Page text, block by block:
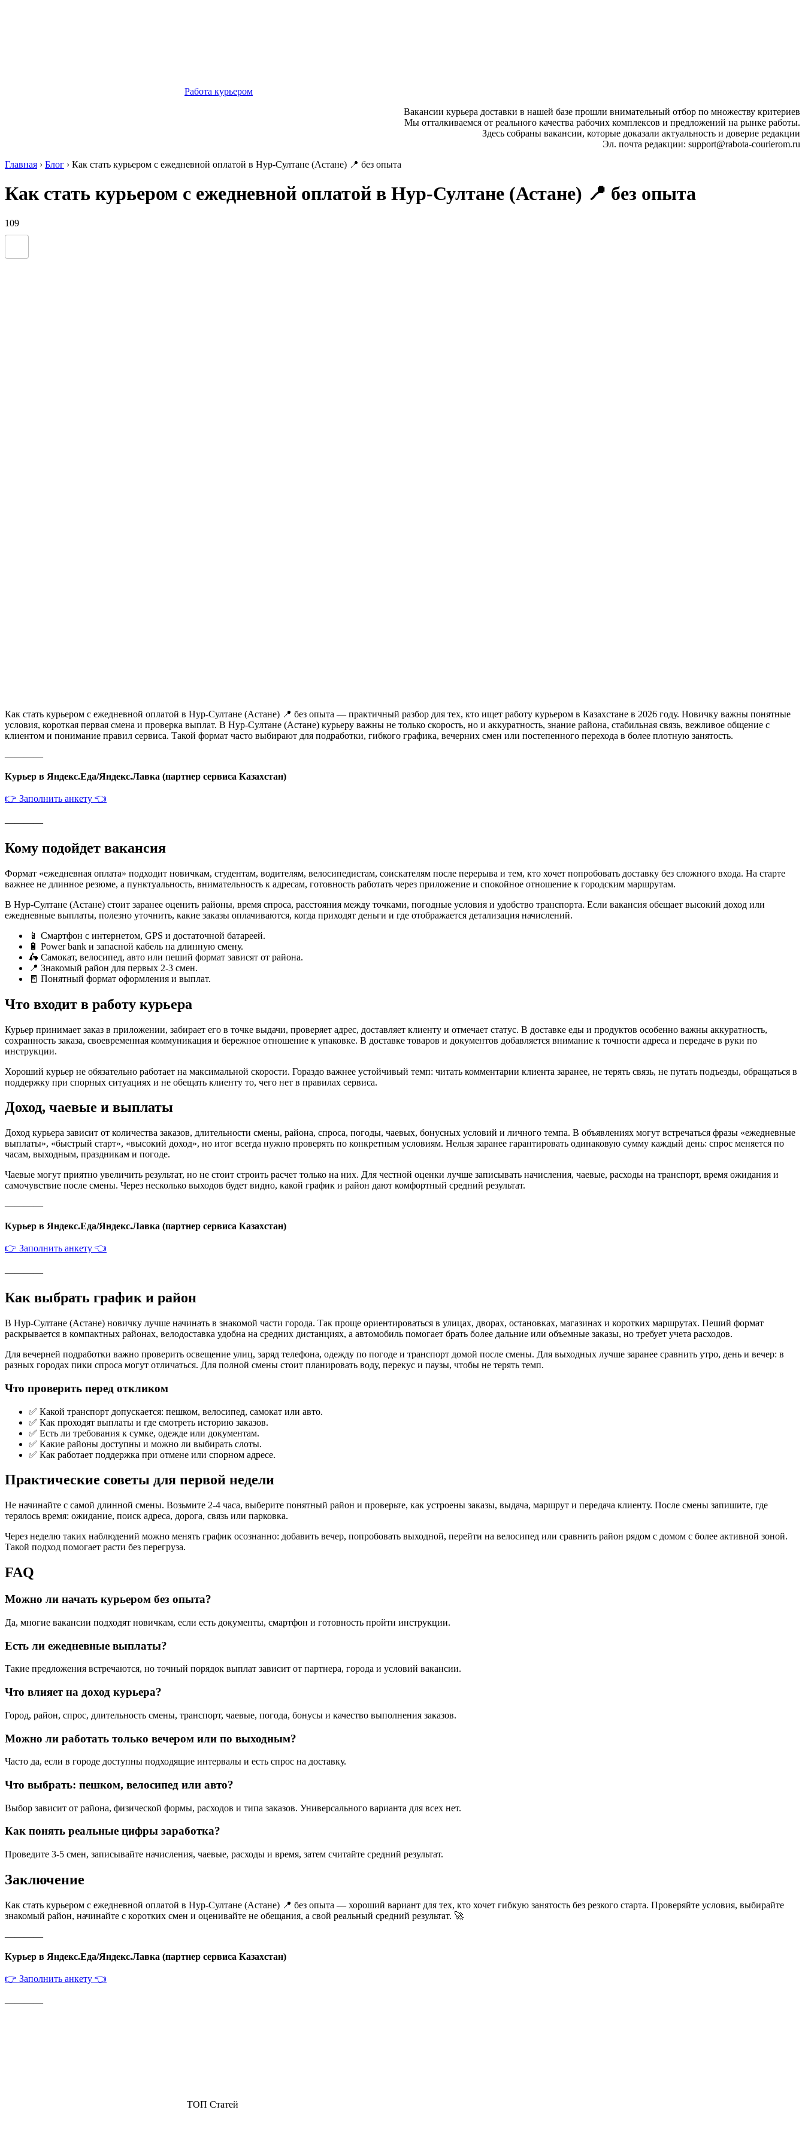
Работа курьером
Вакансии курьера доставки в нашей базе прошли внимательный отбор по множеству критериев
Мы отталкиваемся от реального качества рабочих комплексов и предложений на рынке работы.
Здесь собраны вакансии, которые доказали актуальность и доверие редакции
Эл. почта редакции: support@rabota-courierom.ru
Главная › Блог › Как стать курьером с ежедневной оплатой в Нур-Султане (Астане) 📍 без опыта
Как стать курьером с ежедневной оплатой в Нур-Султане (Астане) 📍 без опыта
109
Как стать курьером с ежедневной оплатой в Нур-Султане (Астане) 📍 без опыта — практичный разбор для тех, кто ищет работу курьером в Казахстане в 2026 году. Новичку важны понятные
условия, короткая первая смена и проверка выплат. В Нур-Султане (Астане) курьеру важны не только скорость, но и аккуратность, знание района, стабильная связь, вежливое общение с
клиентом и понимание правил сервиса. Такой формат часто выбирают для подработки, гибкого графика, вечерних смен или постепенного перехода в более плотную занятость.
————
Курьер в Яндекс.Еда/Яндекс.Лавка (партнер сервиса Казахстан)
👉 Заполнить анкету 👈
————
Кому подойдет вакансия
Формат «ежедневная оплата» подходит новичкам, студентам, водителям, велосипедистам, соискателям после перерыва и тем, кто хочет попробовать доставку без сложного входа. На старте
важнее не длинное резюме, а пунктуальность, внимательность к адресам, готовность работать через приложение и спокойное отношение к городским маршрутам.
В Нур-Султане (Астане) стоит заранее оценить районы, время спроса, расстояния между точками, погодные условия и удобство транспорта. Если вакансия обещает высокий доход или
ежедневные выплаты, полезно уточнить, какие заказы оплачиваются, когда приходят деньги и где отображается детализация начислений.
📱 Смартфон с интернетом, GPS и достаточной батареей.
🔋 Power bank и запасной кабель на длинную смену.
🛵 Самокат, велосипед, авто или пеший формат зависят от района.
📍 Знакомый район для первых 2-3 смен.
🧾 Понятный формат оформления и выплат.
Что входит в работу курьера
Курьер принимает заказ в приложении, забирает его в точке выдачи, проверяет адрес, доставляет клиенту и отмечает статус. В доставке еды и продуктов особенно важны аккуратность,
сохранность заказа, своевременная коммуникация и бережное отношение к упаковке. В доставке товаров и документов добавляется внимание к точности адреса и передаче в руки по
инструкции.
Хороший курьер не обязательно работает на максимальной скорости. Гораздо важнее устойчивый темп: читать комментарии клиента заранее, не терять связь, не путать подъезды, обращаться в
поддержку при спорных ситуациях и не обещать клиенту то, чего нет в правилах сервиса.
Доход, чаевые и выплаты
Доход курьера зависит от количества заказов, длительности смены, района, спроса, погоды, чаевых, бонусных условий и личного темпа. В объявлениях могут встречаться фразы «ежедневные
выплаты», «быстрый старт», «высокий доход», но итог всегда нужно проверять по конкретным условиям. Нельзя заранее гарантировать одинаковую сумму каждый день: спрос меняется по
часам, выходным, праздникам и погоде.
Чаевые могут приятно увеличить результат, но не стоит строить расчет только на них. Для честной оценки лучше записывать начисления, чаевые, расходы на транспорт, время ожидания и
самочувствие после смены. Через несколько выходов будет видно, какой график и район дают комфортный средний результат.
————
Курьер в Яндекс.Еда/Яндекс.Лавка (партнер сервиса Казахстан)
👉 Заполнить анкету 👈
————
Как выбрать график и район
В Нур-Султане (Астане) новичку лучше начинать в знакомой части города. Так проще ориентироваться в улицах, дворах, остановках, магазинах и коротких маршрутах. Пеший формат
раскрывается в компактных районах, велодоставка удобна на средних дистанциях, а автомобиль помогает брать более дальние или объемные заказы, но требует учета расходов.
Для вечерней подработки важно проверить освещение улиц, заряд телефона, одежду по погоде и транспорт домой после смены. Для выходных лучше заранее сравнить утро, день и вечер: в
разных городах пики спроса могут отличаться. Для полной смены стоит планировать воду, перекус и паузы, чтобы не терять темп.
Что проверить перед откликом
✅ Какой транспорт допускается: пешком, велосипед, самокат или авто.
✅ Как проходят выплаты и где смотреть историю заказов.
✅ Есть ли требования к сумке, одежде или документам.
✅ Какие районы доступны и можно ли выбирать слоты.
✅ Как работает поддержка при отмене или спорном адресе.
Практические советы для первой недели
Не начинайте с самой длинной смены. Возьмите 2-4 часа, выберите понятный район и проверьте, как устроены заказы, выдача, маршрут и передача клиенту. После смены запишите, где
терялось время: ожидание, поиск адреса, дорога, связь или парковка.
Через неделю таких наблюдений можно менять график осознанно: добавить вечер, попробовать выходной, перейти на велосипед или сравнить район рядом с домом с более активной зоной.
Такой подход помогает расти без перегруза.
FAQ
Можно ли начать курьером без опыта?
Да, многие вакансии подходят новичкам, если есть документы, смартфон и готовность пройти инструкции.
Есть ли ежедневные выплаты?
Такие предложения встречаются, но точный порядок выплат зависит от партнера, города и условий вакансии.
Что влияет на доход курьера?
Город, район, спрос, длительность смены, транспорт, чаевые, погода, бонусы и качество выполнения заказов.
Можно ли работать только вечером или по выходным?
Часто да, если в городе доступны подходящие интервалы и есть спрос на доставку.
Что выбрать: пешком, велосипед или авто?
Выбор зависит от района, физической формы, расходов и типа заказов. Универсального варианта для всех нет.
Как понять реальные цифры заработка?
Проведите 3-5 смен, записывайте начисления, чаевые, расходы и время, затем считайте средний результат.
Заключение
Как стать курьером с ежедневной оплатой в Нур-Султане (Астане) 📍 без опыта — хороший вариант для тех, кто хочет гибкую занятость без резкого старта. Проверяйте условия, выбирайте
знакомый район, начинайте с коротких смен и оценивайте не обещания, а свой реальный средний результат. 🚀
————
Курьер в Яндекс.Еда/Яндекс.Лавка (партнер сервиса Казахстан)
👉 Заполнить анкету 👈
————
ТОП Статей